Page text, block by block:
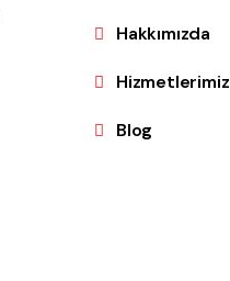
Hakkımızda
Hizmetlerimiz
Blog